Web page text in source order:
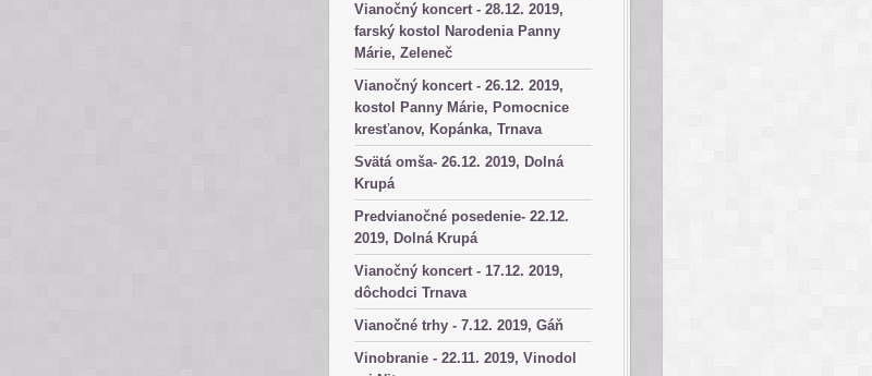
Vianočný koncert - 28.12. 2019,
farský kostol Narodenia Panny
Márie, Zeleneč
Vianočný koncert - 26.12. 2019,
kostol Panny Márie, Pomocnice
kresťanov, Kopánka, Trnava
Svätá omša- 26.12. 2019, Dolná
Krupá
Predvianočné posedenie- 22.12.
2019, Dolná Krupá
Vianočný koncert - 17.12. 2019,
dôchodci Trnava
Vianočné trhy - 7.12. 2019, Gáň
Vinobranie - 22.11. 2019, Vinodol